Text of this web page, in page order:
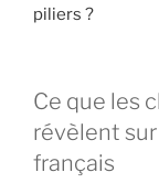
piliers ?
Ce que les
révèlent
français